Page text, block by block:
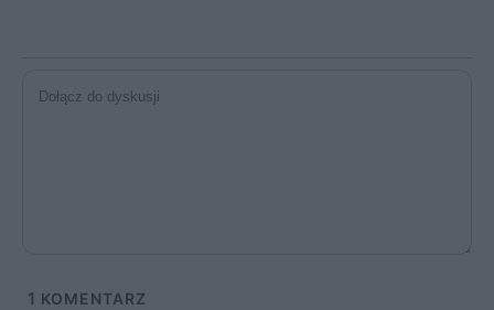
1 KOMENTARZ